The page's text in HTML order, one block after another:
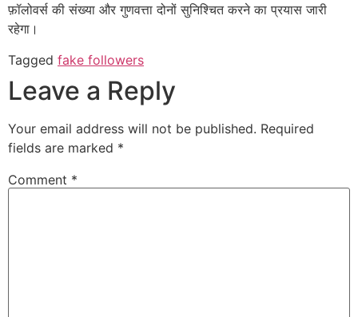
फ़ॉलोवर्स की संख्या और गुणवत्ता दोनों सुनिश्चित करने का प्रयास जारी
रहेगा।
Tagged fake followers
Leave a Reply
Your email address will not be published. Required
fields are marked *
Comment *